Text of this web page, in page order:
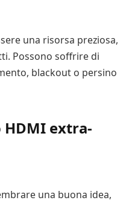
una risorsa preziosa,
Possono soffrire di
blackout o persino
HDMI extra-
una buona idea,